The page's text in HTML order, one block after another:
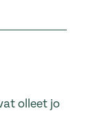
olleet jo